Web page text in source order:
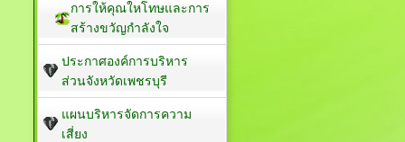
การให้คุณใหโทษและการ
สร้างขวัญกำลังใจ
ประกาศองค์การบริหาร
ส่วนจังหวัดเพชรบุรี
แผนบริหารจัดการความ
เสี่ยง